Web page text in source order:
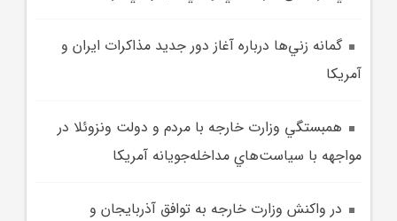
گمانه زني‌ها درباره آغاز دور جديد مذاکرات ايران و
آمريکا
همبستگي وزارت خارجه با مردم و دولت ونزوئلا در
مواجهه با سياست‌هاي مداخله‌جويانه آمريکا
در واکنش وزارت خارجه به توافق آذربايجان و